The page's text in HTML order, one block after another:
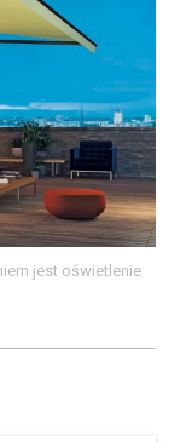
jest oświetlenie